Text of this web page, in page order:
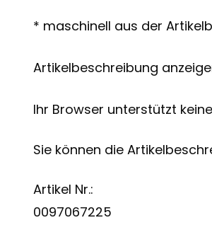
* maschinell aus der
Artikelbeschreibung
Ihr Browser unterstützt
Sie können die
Artikel Nr.:
0097067225